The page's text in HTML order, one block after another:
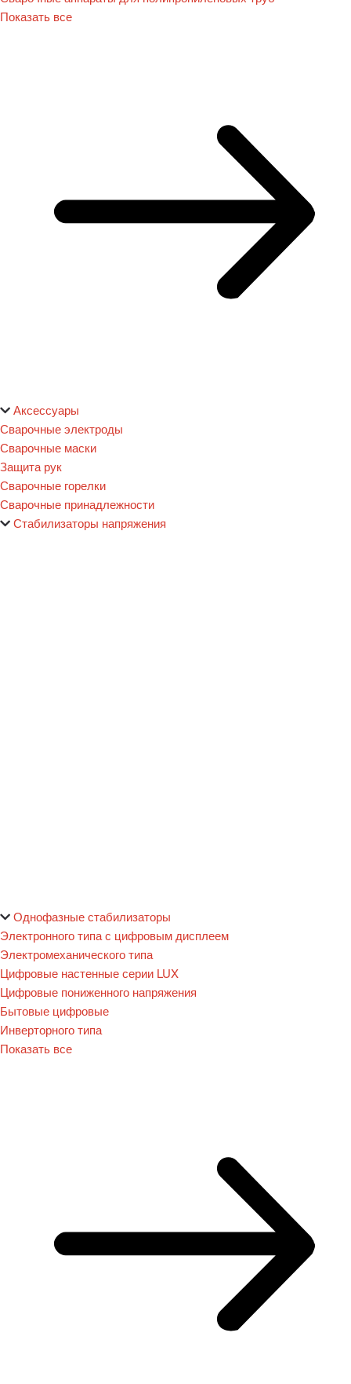
Показать все
Аксессуары
Сварочные электроды
Сварочные маски
Защита рук
Сварочные горелки
Сварочные принадлежности
Стабилизаторы напряжения
Однофазные стабилизаторы
Электронного типа с цифровым дисплеем
Электромеханического типа
Цифровые настенные серии LUX
Цифровые пониженного напряжения
Бытовые цифровые
Инверторного типа
Показать все